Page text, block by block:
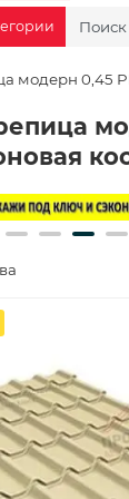
модерн 0,45 PE